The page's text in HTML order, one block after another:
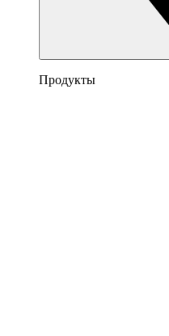
Продукты